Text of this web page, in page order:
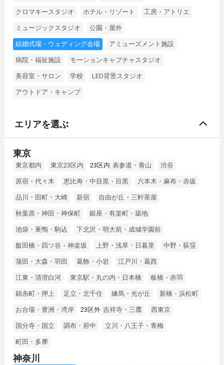
クロマキースタジオ ホテル・リゾート 工房・アトリエ
ミュージックスタジオ 公園・屋外
結婚式場・ウェディング会場 アミューズメント施設
病院・福祉施設 モーションキャプチャスタジオ
美容室・サロン 学校 LED背景スタジオ
アウトドア・キャンプ
エリアを選ぶ
東京
東京都内 東京23区内 23区内 表参道・青山 渋谷
原宿・代々木 恵比寿・中目黒・目黒 六本木・麻布・赤坂
品川・田町・大崎 新宿 自由が丘・三軒茶屋
秋葉原・神田・神保町 銀座・有楽町・築地
池袋・巣鴨・駒込 下北沢・明大前・成城学園前
飯田橋・四ツ谷・神楽坂 上野・浅草・日暮里 中野・荻窪
蒲田・大森・羽田 葛飾・小岩 江戸川・葛西
江東・清澄白河 東京駅・丸の内・日本橋 板橋・赤羽
錦糸町・押上 足立・北千住 練馬・光が丘 新橋・浜松町
お台場・豊洲・湾岸 23区外 吉祥寺・三鷹 西東京
国分寺・国立 調布・府中 立川・八王子・青梅
町田・多摩
神奈川